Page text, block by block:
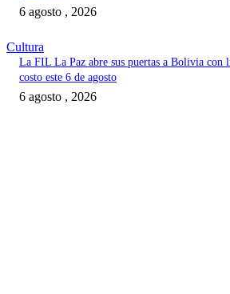
6 agosto , 2026
Cultura
La FIL La Paz abre sus puertas a Bolivia con
costo este 6 de agosto
6 agosto , 2026